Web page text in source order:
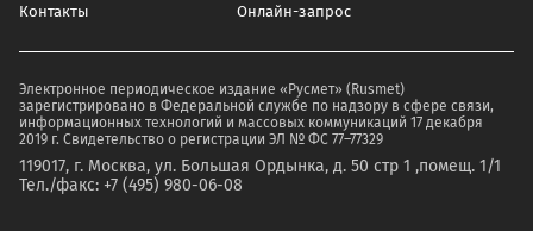
Контакты Онлайн-запрос
Электронное периодическое издание «Русмет» (Rusmet)
зарегистрировано в Федеральной службе по надзору в сфере связи,
информационных технологий и массовых коммуникаций 17 декабря
2019 г. Свидетельство о регистрации ЭЛ № ФС 77–77329
119017, г. Москва, ул. Большая Ордынка, д. 50 стр 1 ,помещ. 1/1
Тел./факс: +7 (495) 980-06-08